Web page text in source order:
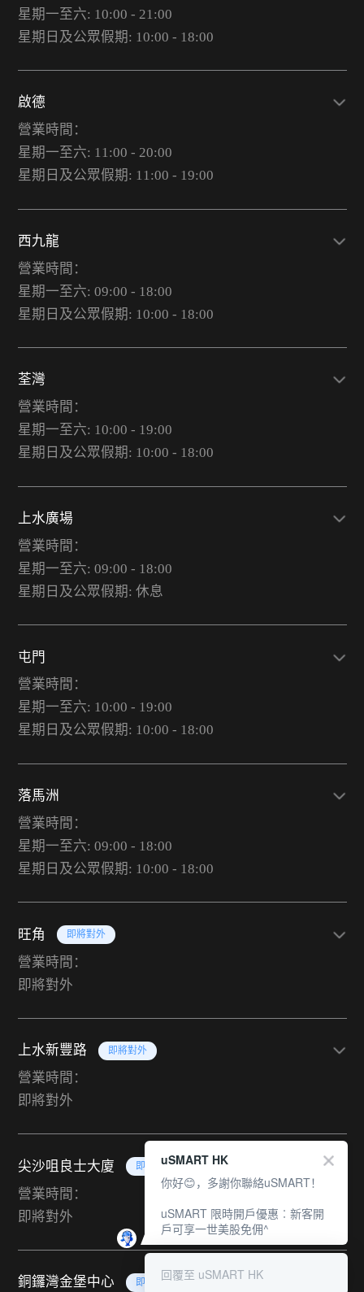
星期一至六: 10:00 - 21:00
星期日及公眾假期: 10:00 - 18:00
啟德
營業時間：
星期一至六: 11:00 - 20:00
星期日及公眾假期: 11:00 - 19:00
西九龍
營業時間：
星期一至六: 09:00 - 18:00
星期日及公眾假期: 10:00 - 18:00
荃灣
營業時間：
星期一至六: 10:00 - 19:00
星期日及公眾假期: 10:00 - 18:00
上水廣場
營業時間：
星期一至六: 09:00 - 18:00
星期日及公眾假期: 休息
屯門
營業時間：
星期一至六: 10:00 - 19:00
星期日及公眾假期: 10:00 - 18:00
落馬洲
營業時間：
星期一至六: 09:00 - 18:00
星期日及公眾假期: 10:00 - 18:00
旺角 即將對外
營業時間：
即將對外
上水新豐路 即將對外
營業時間：
即將對外
尖沙咀良士大廈 即將對外
營業時間：
即將對外
銅鑼灣金堡中心 即將對外
uSMART HK
你好😊，多謝你聯絡uSMART！
uSMART 限時開戶優惠︰新客開
戶可享一世美股免佣^
回覆至 uSMART HK